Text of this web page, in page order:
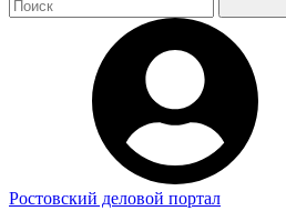
Ростовский деловой портал